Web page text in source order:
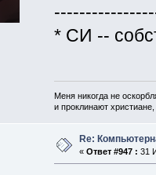
* СИ --
Меня никогда не
и проклинают
Re:
« Ответ #947 : 31